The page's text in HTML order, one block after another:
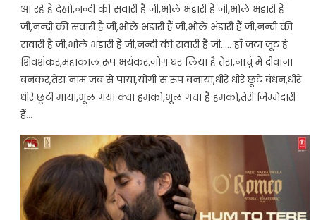
आ रहे हैं देखो,नन्दी की सवारी है जी,भोले भंडारी हैं जी,भोले भंडारी हैं
जी,नन्दी की सवारी है जी,भोले भंडारी हैं जी,भोले भंडारी हैं जी,नन्दी की
सवारी है जी,भोले भंडारी हैं जी,नन्दी की सवारी है जी….. हाँ जटा जूट हे
शिवशंकर,महाकाल रूप भयंकर.जोग धर लिया है तेरा,नाचूं मैं दीवाना
बनकर,तेरा नाम जब से पाया,योगी स रूप बनाया,धीरे धीरे छूटे बंधन,धीरे
धीरे छूटी माया,भूल गया क्या हमको,भूल गया है हमको,तेरी जिम्मेदारी
हैं…